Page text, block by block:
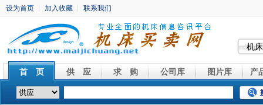
机
首 页 供 应 求 购 公司库 图片库 产